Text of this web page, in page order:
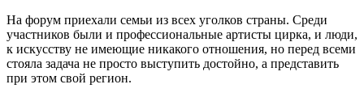
На форум приехали семьи из всех уголков страны. Среди
участников были и профессиональные артисты цирка, и люди,
к искусству не имеющие никакого отношения, но перед всеми
стояла задача не просто выступить достойно, а представить
при этом свой регион.